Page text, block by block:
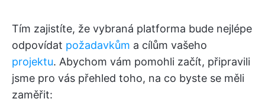
Tím zajistíte, že vybraná platforma bude nejlépe
odpovídat požadavkům a cílům vašeho
projektu. Abychom vám pomohli začít, připravili
jsme pro vás přehled toho, na co byste se měli
zaměřit: